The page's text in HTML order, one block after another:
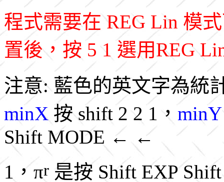
程式需要在 REG Lin 模
置後，按 5 1 選用REG
注意: 藍色的英文字為統
minX 按 shift 2 2 1， minY
Shift MODE ← ←
1， πr 是按 Shift EXP